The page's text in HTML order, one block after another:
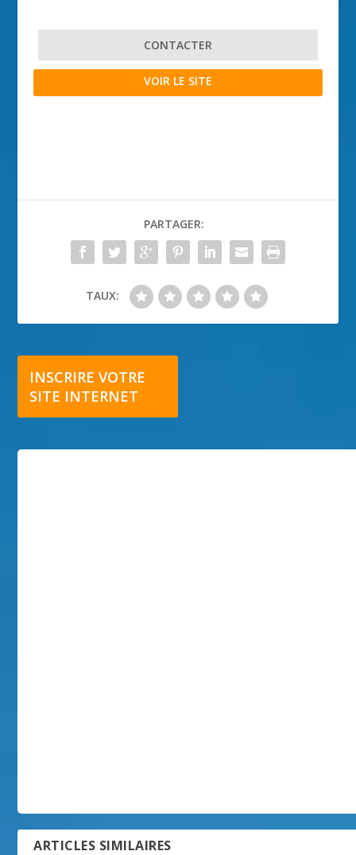
CONTACTER
VOIR LE SITE
PARTAGER:
TAUX:
INSCRIRE VOTRE
SITE INTERNET
ARTICLES SIMILAIRES